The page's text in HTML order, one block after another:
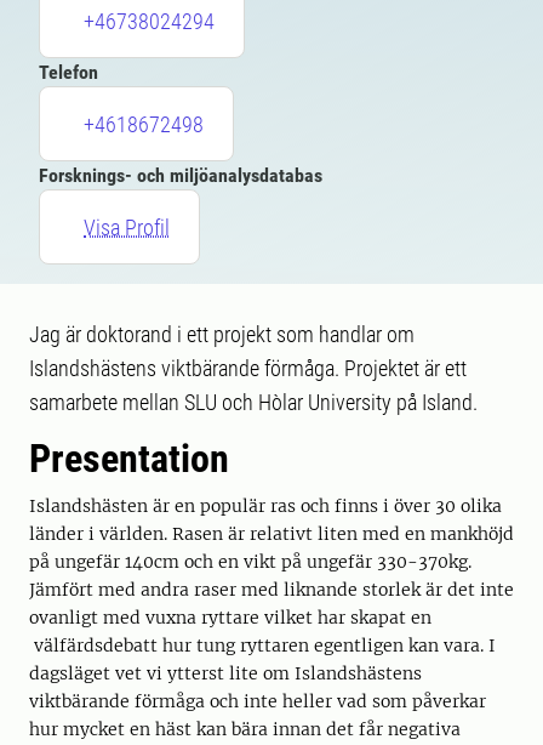
+46738024294
Telefon
+4618672498
Forsknings- och miljöanalysdatabas
Visa Profil
Jag är doktorand i ett projekt som handlar om
Islandshästens viktbärande förmåga. Projektet är ett
samarbete mellan SLU och Hòlar University på Island.
Presentation
Islandshästen är en populär ras och finns i över 30 olika
länder i världen. Rasen är relativt liten med en mankhöjd
på ungefär 140cm och en vikt på ungefär 330-370kg.
Jämfört med andra raser med liknande storlek är det inte
ovanligt med vuxna ryttare vilket har skapat en
välfärdsdebatt hur tung ryttaren egentligen kan vara. I
dagsläget vet vi ytterst lite om Islandshästens
viktbärande förmåga och inte heller vad som påverkar
hur mycket en häst kan bära innan det får negativa